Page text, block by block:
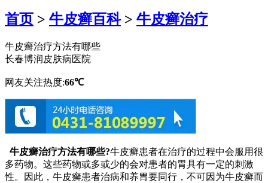
首页 > 牛皮癣百科> 牛皮癣治疗
牛皮癣治疗方法有哪些
长春博润皮肤病医院
网友关注热度:66℃
牛皮癣治疗方法有哪些?牛皮癣患者在治疗的过程中会服用很
多药物。这些药物或多或少的会对患者的胃具有一定的刺激
性。因此，牛皮癣患者治病和养胃要同行，不可因为牛皮癣而